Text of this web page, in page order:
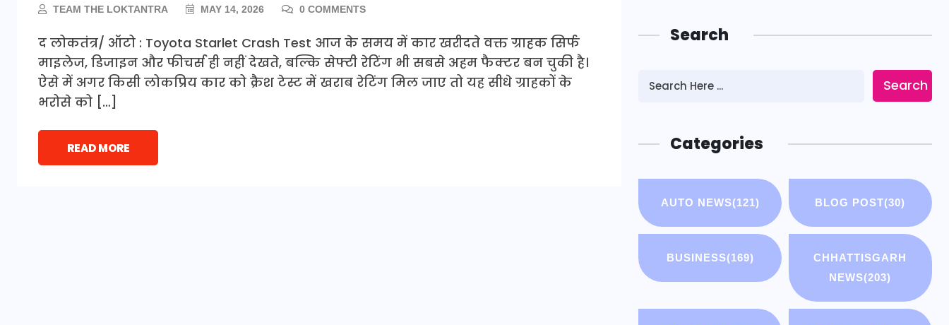
TEAM THE LOKTANTRA MAY 14, 2026 0 COMMENTS
द लोकतंत्र/ ऑटो : Toyota Starlet Crash Test आज के समय में कार खरीदते वक्त ग्राहक सिर्फ
माइलेज, डिजाइन और फीचर्स ही नहीं देखते, बल्कि सेफ्टी रेटिंग भी सबसे अहम फैक्टर बन चुकी है।
ऐसे में अगर किसी लोकप्रिय कार को क्रैश टेस्ट में खराब रेटिंग मिल जाए तो यह सीधे ग्राहकों के
भरोसे को […]
READ MORE
Search
Search
Categories
AUTO NEWS(121) BLOG POST(30)
BUSINESS(169)
CHHATTISGARH
NEWS(203)